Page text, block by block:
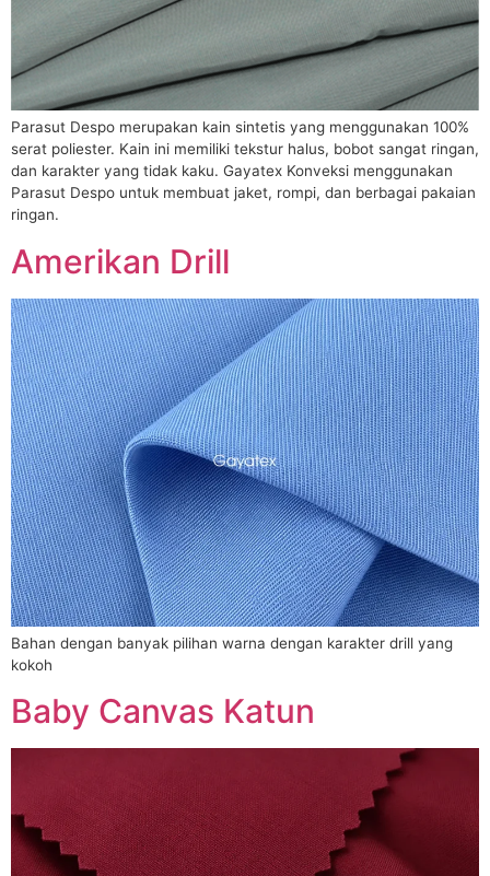
Parasut Despo merupakan kain sintetis yang menggunakan 100%
serat poliester. Kain ini memiliki tekstur halus, bobot sangat ringan,
dan karakter yang tidak kaku. Gayatex Konveksi menggunakan
Parasut Despo untuk membuat jaket, rompi, dan berbagai pakaian
ringan.
Amerikan Drill
Bahan dengan banyak pilihan warna dengan karakter drill yang
kokoh
Baby Canvas Katun